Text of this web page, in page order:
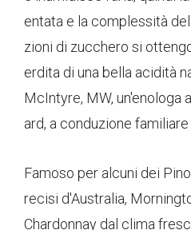
entata e la complessità
zioni di zucchero si
erdita di una bella acidità
McIntyre, MW, un'enologa
ard, a conduzione familiare
Famoso per alcuni dei
recisi d'Australia,
Chardonnay dal clima